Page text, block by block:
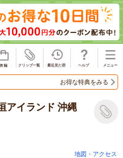
お得な特典をみる
アイランド 沖縄
地図・アクセス